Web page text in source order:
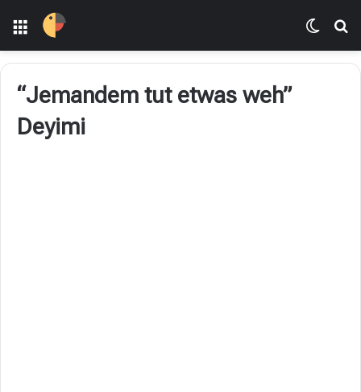
Menü Dış
“Jemandem tut etwas weh”
Deyimi